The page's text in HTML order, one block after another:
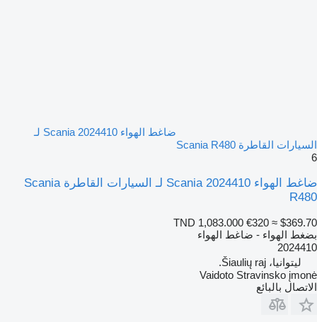
ضاغط الهواء Scania 2024410 لـ
السيارات القاطرة Scania R480
6
ضاغط الهواء Scania 2024410 لـ السيارات القاطرة Scania
R480
TND 1,083.000 €320 ≈ $369.70
بضغط الهواء - ضاغط الهواء
2024410
ليتوانيا، Šiaulių raj.
Vaidoto Stravinsko įmonė
الاتصال بالبائع